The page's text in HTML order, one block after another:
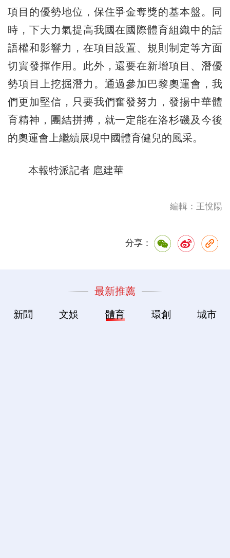
項目的優勢地位，保住爭金奪獎的基本盤。同
時，下大力氣提高我國在國際體育組織中的話
語權和影響力，在項目設置、規則制定等方面
切實發揮作用。此外，還要在新增項目、潛優
勢項目上挖掘潛力。通過參加巴黎奧運會，我
們更加堅信，只要我們奮發努力，發揚中華體
育精神，團結拼搏，就一定能在洛杉磯及今後
的奧運會上繼續展現中國體育健兒的風采。
本報特派記者 扈建華
編輯：王悅陽
分享：
最新推薦
新聞 文娛 體育 環創 城市